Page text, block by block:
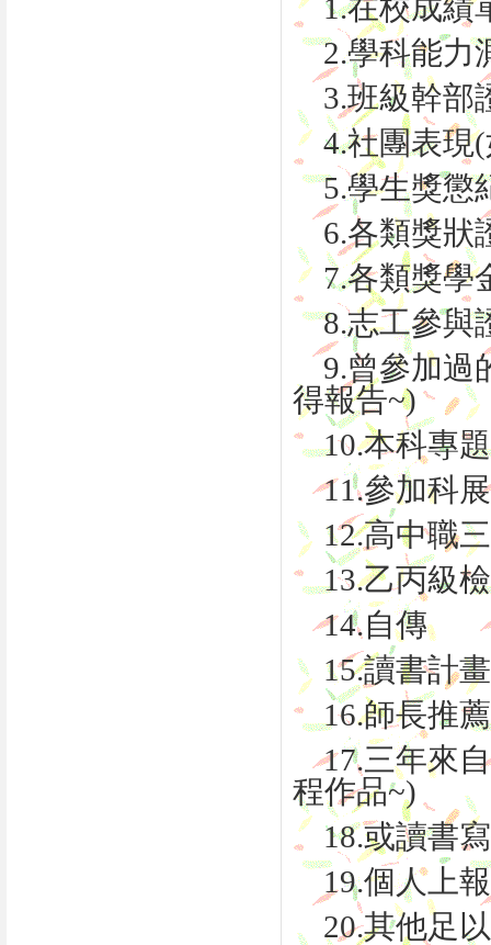
1.在校成績
2.學科能力
3.班級幹部
4.社團表現(
5.學生獎懲
6.各類獎狀
7.各類獎學
8.志工參與
9.曾參加過
得報告~)
10.本科專題
11.參加科
12.高中職三
13.乙丙級檢
14.自傳
15.讀書計畫
16.師長推
17.三年來
程作品~)
18.或讀書寫
19.個人上
20.其他足以